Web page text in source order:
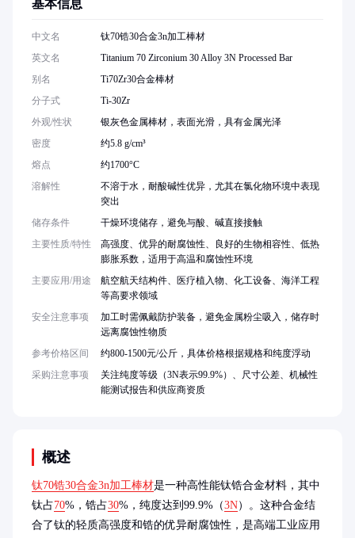
概述
钛70锆30合金3n加工棒材是一种高性能钛锆合金材料，其中
钛占70%，锆占30%，纯度达到99.9%（3N）。这种合金结
合了钛的轻质高强度和锆的优异耐腐蚀性，是高端工业应用
基本信息
中文名
钛70锆30合金3n加工棒材
英文名
Titanium 70 Zirconium 30 Alloy 3N Processed Bar
别名
Ti70Zr30合金棒材
分子式
Ti-30Zr
外观/性状
银灰色金属棒材，表面光滑，具有金属光泽
密度
约5.8 g/cm³
熔点
约1700°C
溶解性
不溶于水，耐酸碱性优异，尤其在氯化物环境中表现
突出
储存条件
干燥环境储存，避免与酸、碱直接接触
主要性质/特性
高强度、优异的耐腐蚀性、良好的生物相容性、低热
膨胀系数，适用于高温和腐蚀性环境
主要应用/用途
航空航天结构件、医疗植入物、化工设备、海洋工程
等高要求领域
安全注意事项
加工时需佩戴防护装备，避免金属粉尘吸入，储存时
远离腐蚀性物质
参考价格区间
约800-1500元/公斤，具体价格根据规格和纯度浮动
采购注意事项
关注纯度等级（3N表示99.9%）、尺寸公差、机械性
能测试报告和供应商资质